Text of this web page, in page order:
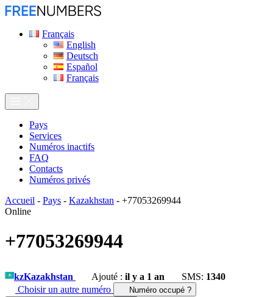
Français
English
Deutsch
Español
Français
Pays
Services
Numéros inactifs
FAQ
Contacts
Numéros privés
Accueil - Pays - Kazakhstan - +77053269944
Online
+77053269944
kzKazakhstan Ajouté : il y a 1 an SMS: 1340
Choisir un autre numéro
Numéro occupé ?